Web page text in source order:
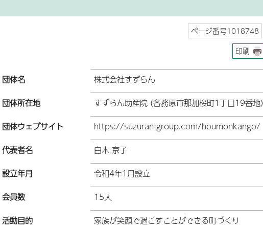
ページ番号1018748
印刷
団体名
株式会社すずらん
団体所在地
すずらん助産院 (各務原市那加桜町1丁目19番地)
団体ウェブサイト
https://suzuran-group.com/houmonkango/
代表者名
白木 京子
設立年月
令和4年1月設立
会員数
15人
活動目的
家族が笑顔で過ごすことができる町づくり